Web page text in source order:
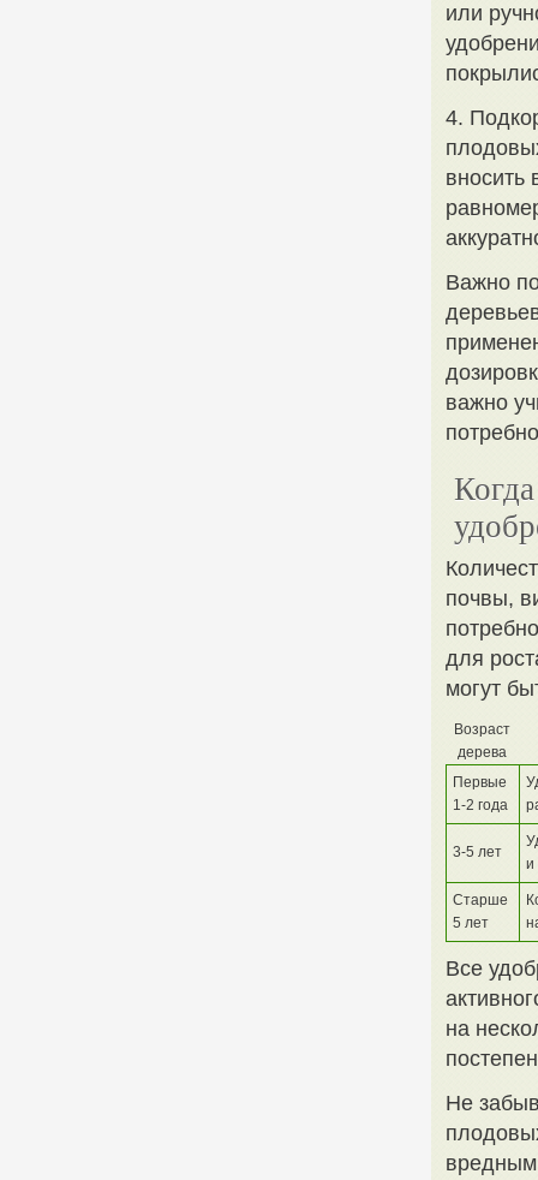
или
4.
вносить
Важно
важно
почвы,
для
могут
Возраст
дерева
Первые
1-2 года
3-5 лет
и
Старше
5 лет
Все
на
Не
вредным